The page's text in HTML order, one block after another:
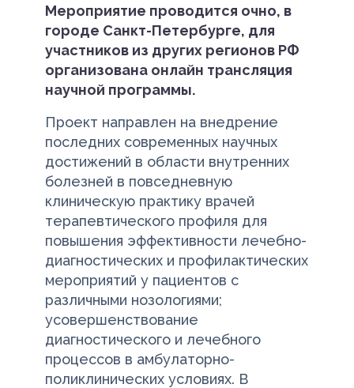
Мероприятие проводится очно, в
городе Санкт-Петербурге, для
участников из других регионов РФ
организована онлайн трансляция
научной программы.
Проект направлен на внедрение
последних современных научных
достижений в области внутренних
болезней в повседневную
клиническую практику врачей
терапевтического профиля для
повышения эффективности лечебно-
диагностических и профилактических
мероприятий у пациентов с
различными нозологиями;
усовершенствование
диагностического и лечебного
процессов в амбулаторно-
поликлинических условиях. В